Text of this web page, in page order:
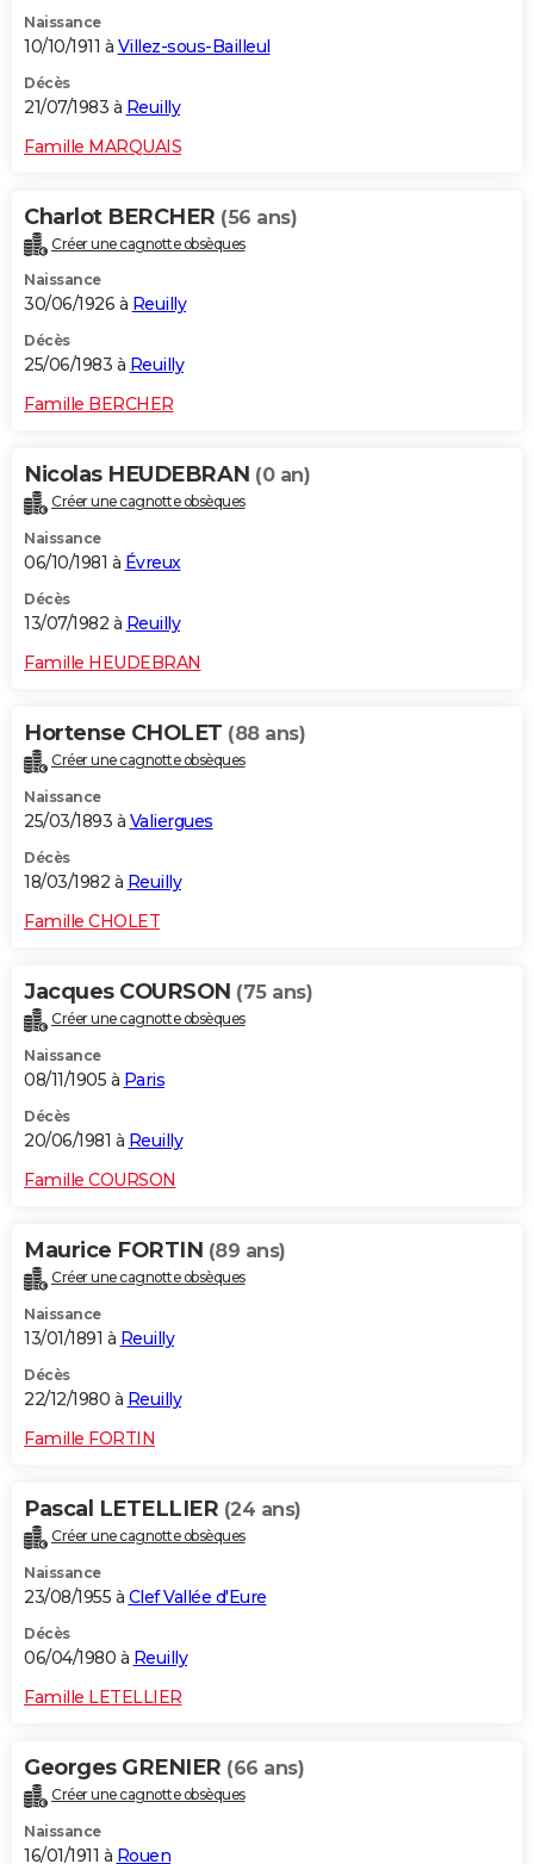
Naissance
10/10/1911 à Villez-sous-Bailleul
Décès
21/07/1983 à Reuilly
Famille MARQUAIS
Charlot BERCHER (56 ans)
Créer une cagnotte obsèques
Naissance
30/06/1926 à Reuilly
Décès
25/06/1983 à Reuilly
Famille BERCHER
Nicolas HEUDEBRAN (0 an)
Créer une cagnotte obsèques
Naissance
06/10/1981 à Évreux
Décès
13/07/1982 à Reuilly
Famille HEUDEBRAN
Hortense CHOLET (88 ans)
Créer une cagnotte obsèques
Naissance
25/03/1893 à Valiergues
Décès
18/03/1982 à Reuilly
Famille CHOLET
Jacques COURSON (75 ans)
Créer une cagnotte obsèques
Naissance
08/11/1905 à Paris
Décès
20/06/1981 à Reuilly
Famille COURSON
Maurice FORTIN (89 ans)
Créer une cagnotte obsèques
Naissance
13/01/1891 à Reuilly
Décès
22/12/1980 à Reuilly
Famille FORTIN
Pascal LETELLIER (24 ans)
Créer une cagnotte obsèques
Naissance
23/08/1955 à Clef Vallée d'Eure
Décès
06/04/1980 à Reuilly
Famille LETELLIER
Georges GRENIER (66 ans)
Créer une cagnotte obsèques
Naissance
16/01/1911 à Rouen